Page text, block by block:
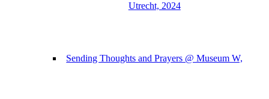
Utrecht, 2024
Sending Thoughts and Prayers @ Museum W,